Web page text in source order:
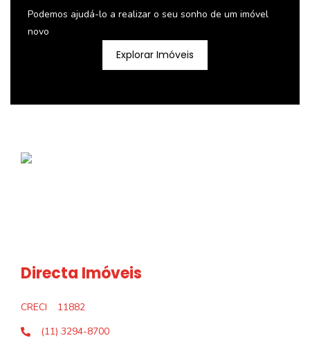
Podemos ajudá-lo a realizar o seu sonho de um imóvel
novo
Explorar Imóveis
Directa Imóveis
CRECI
11882
(11) 3294-8700